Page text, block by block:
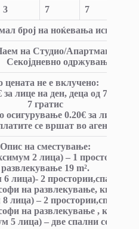
3 7 7
број на ноќевања
на Студио/Апартман
Секојдневно одржување
цената не е вклучено:
лице на ден, деца од 7 до 15
7 гратис
осигурување 0.20€ за лице на
се вршат во агенција
Опис на сместување:
2 лица) – 1 просторија
развлекување 19 m².
лица)- 2 простории,спална
на развлекување,
лица) – 2 простории,спална
на развлекување ,
лица) – две спални соби со